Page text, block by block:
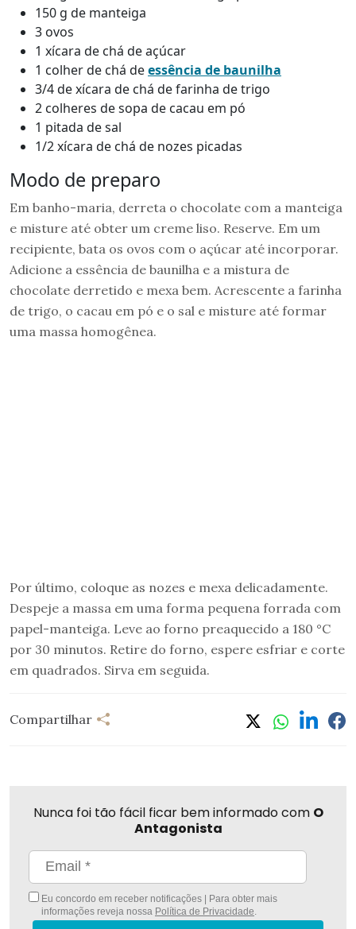
150 g de manteiga
3 ovos
1 xícara de chá de açúcar
1 colher de chá deessência de baunilha
3/4 de xícara de chá de farinha de trigo
2 colheres de sopa de cacau em pó
1 pitada de sal
1/2 xícara de chá de nozes picadas
Modo de preparo
Em banho-maria, derreta o chocolate com a manteiga
e misture até obter um creme liso. Reserve. Em um
recipiente, bata os ovos com o açúcar até incorporar.
Adicione a essência de baunilha e a mistura de
chocolate derretido e mexa bem. Acrescente a farinha
de trigo, o cacau em pó e o sal e misture até formar
uma massa homogênea.
Por último, coloque as nozes e mexa delicadamente.
Despeje a massa em uma forma pequena forrada com
papel-manteiga. Leve ao forno preaquecido a 180 °C
por 30 minutos. Retire do forno, espere esfriar e corte
em quadrados. Sirva em seguida.
Compartilhar
Nunca foi tão fácil ficar bem informado com O
Antagonista
Eu concordo em receber notificações | Para obter mais
informações reveja nossa Política de Privacidade